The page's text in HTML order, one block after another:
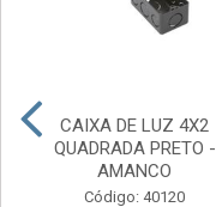
CAIXA DE LUZ 4X2
QUADRADA PRETO -
AMANCO
Código: 40120